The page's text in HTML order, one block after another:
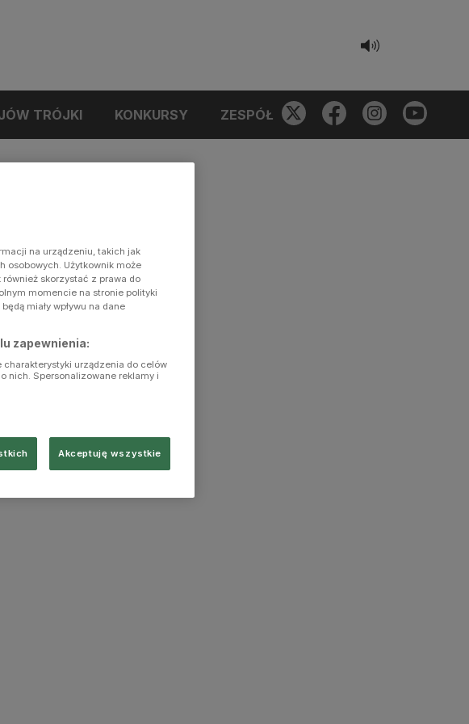
TRÓJKI KONKURSY ZESPÓŁ
na urządzeniu, takich jak
osobowych. Użytkownik może
skorzystać z prawa do
momencie na stronie polityki
miały wpływu na dane
zapewnienia:
charakterystyki urządzenia do celów
nich. Spersonalizowane reklamy i
Akceptuję wszystkie